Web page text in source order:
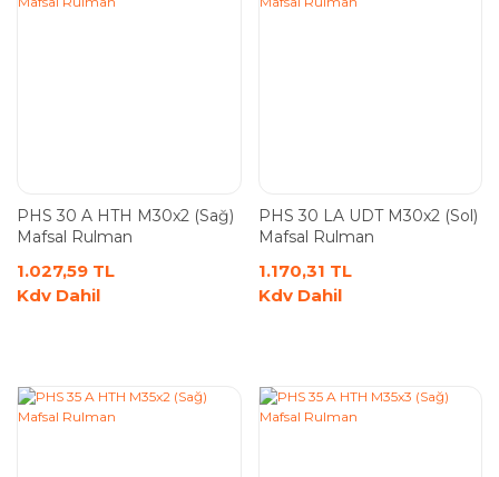
PHS 30 A HTH M30x2 (Sağ)
Mafsal Rulman
1.027,59 TL
Kdv Dahil
PHS 30 LA UDT M30x2 (Sol)
Mafsal Rulman
1.170,31 TL
Kdv Dahil